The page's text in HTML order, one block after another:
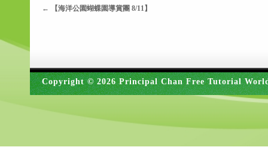
← 【海洋公園蝴蝶園導賞團 8/11】
Copyright © 2026 Principal Chan Free Tutorial